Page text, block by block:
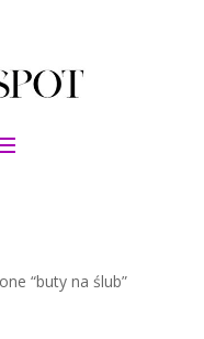
“buty na ślub”